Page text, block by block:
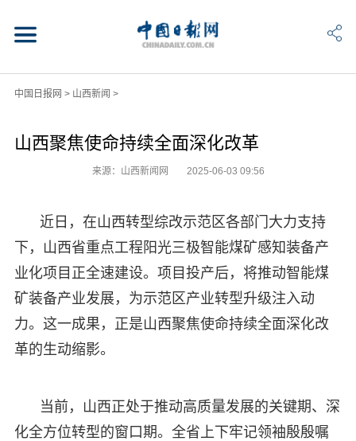
中国日报网 > 山西新闻 >
山西聚焦使命持续全面深化改革
来源：山西新闻网 2025-06-03 09:56
近日，在山西转型综改示范区各部门大力支持
下，山西省重点工程阳光三极智能煤矿感知装备产
业化项目正全速建设。项目投产后，将推动智能煤
矿装备产业发展，为示范区产业转型升级注入动
力。这一成果，正是山西聚焦使命持续全面深化改
革的生动缩影。
当前，山西正处于推动高质量发展的关键期、深
化全方位转型的窗口期。全省上下牢记领袖殷殷嘱